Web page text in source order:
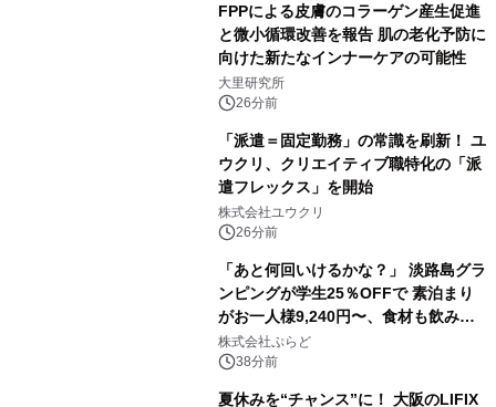
FPPによる皮膚のコラーゲン産生促進
と微小循環改善を報告 肌の老化予防に
向けた新たなインナーケアの可能性
大里研究所
26分前
「派遣＝固定勤務」の常識を刷新！ ユ
ウクリ、クリエイティブ職特化の「派
遣フレックス」を開始
株式会社ユウクリ
26分前
「あと何回いけるかな？」 淡路島グラ
ンピングが学生25％OFFで 素泊まり
がお一人様9,240円〜、食材も飲み物
も持ち込み自由 「グランピングリゾー
ト Awaji」9月30日までの平日限定
株式会社ぷらど
38分前
夏休みを“チャンス”に！ 大阪のLIFIX